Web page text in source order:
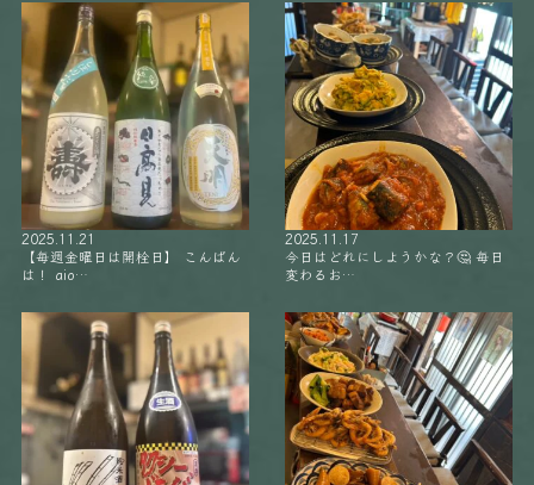
2025.11.21
【毎週金曜日は開栓日】 こんばん
は！ aio…
2025.11.17
今日はどれにしようかな？🤔 毎日
変わるお…